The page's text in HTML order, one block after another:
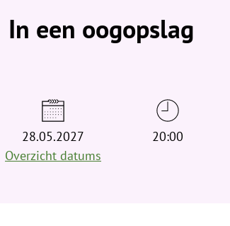
In een oogopslag
28.05.2027
Overzicht datums
20:00